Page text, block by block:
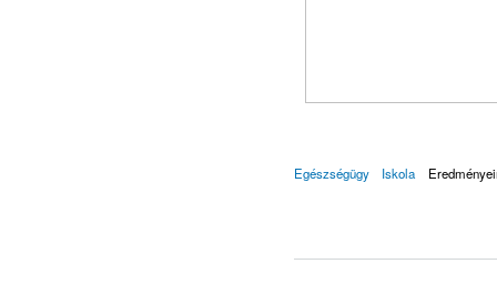
Egészségügy Iskola